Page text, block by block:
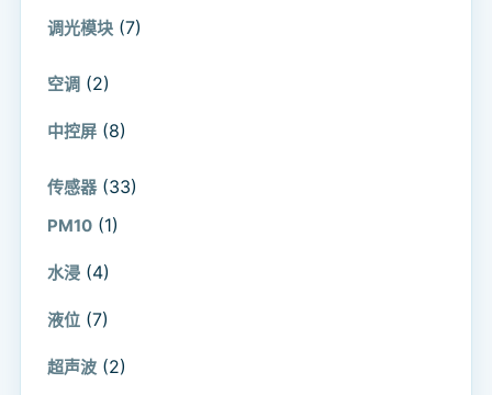
调光模块 (7)
空调 (2)
中控屏 (8)
传感器 (33)
PM10 (1)
水浸 (4)
液位 (7)
超声波 (2)